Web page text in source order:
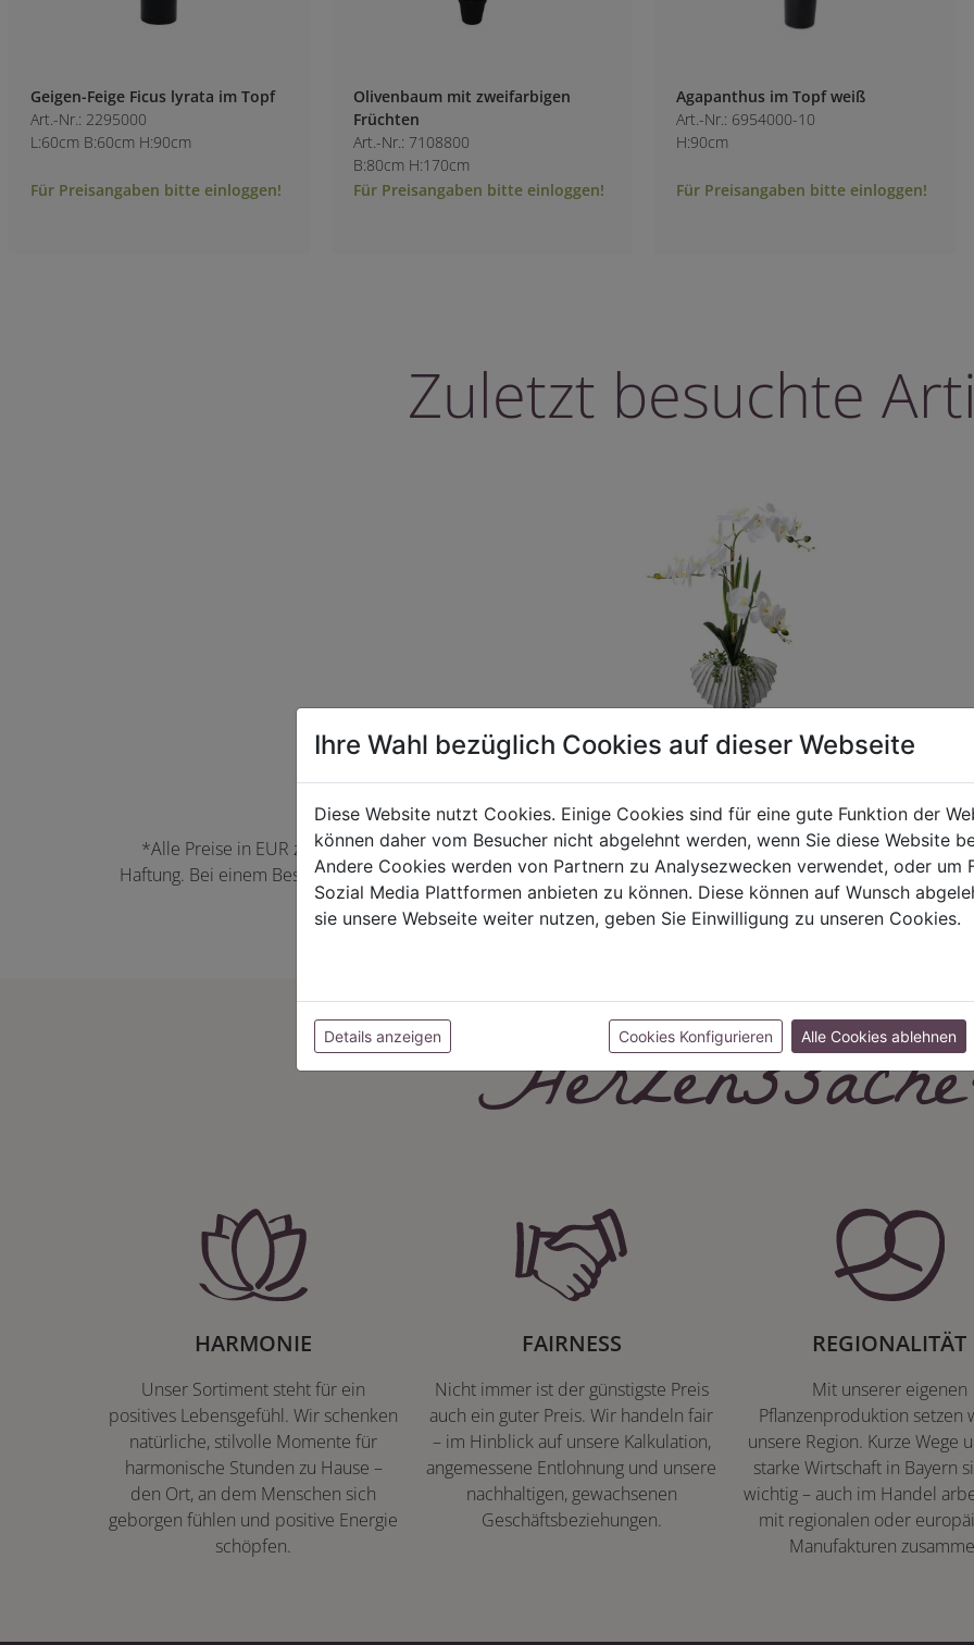
Geigen-Feige Ficus lyrata im Topf
Art.-Nr.: 2295000
L:60cm B:60cm H:90cm
Für Preisangaben bitte einloggen!
Olivenbaum mit zweifarbigen
Früchten
Art.-Nr.: 7108800
B:80cm H:170cm
Für Preisangaben bitte einloggen!
Agapanthus im Topf weiß
Art.-Nr.: 6954000-10
H:90cm
Für Preisangaben bitte einloggen!
Zuletzt besuchte
*Alle Preise in EUR zzgl. der jeweils gültigen Mehrwertsteuer und Versandkosten. Für Irrtümer und
Haftung. Bei einem Bestellwert unter 50,00 EUR behalten wir uns die Berechnung eines
können Farbabweichungen zwischen der Bildschirmdarstellung und dem
HARMONIE
Unser Sortiment steht für ein
positives Lebensgefühl. Wir schenken
natürliche, stilvolle Momente für
harmonische Stunden zu Hause –
den Ort, an dem Menschen sich
geborgen fühlen und positive Energie
schöpfen.
FAIRNESS
Nicht immer ist der günstigste Preis
auch ein guter Preis. Wir handeln fair
– im Hinblick auf unsere Kalkulation,
angemessene Entlohnung und unsere
nachhaltigen, gewachsenen
Geschäftsbeziehungen.
REGIONALITÄT
Mit unserer eigenen
Pflanzenproduktion setzen
unsere Region. Kurze Wege
starke Wirtschaft in Bayern
wichtig – auch im Handel
mit regionalen oder
Manufakturen
Ihre Wahl bezüglich Cookies auf dieser Webseite
Diese Website nutzt Cookies. Einige Cookies sind für eine gute Funktion der
können daher vom Besucher nicht abgelehnt werden, wenn Sie diese Website
Andere Cookies werden von Partnern zu Analysezwecken verwendet, oder um
Sozial Media Plattformen anbieten zu können. Diese können auf Wunsch
sie unsere Webseite weiter nutzen, geben Sie Einwilligung zu unseren Cookies.
Details anzeigen Cookies Konfigurieren Alle Cookies ablehnen